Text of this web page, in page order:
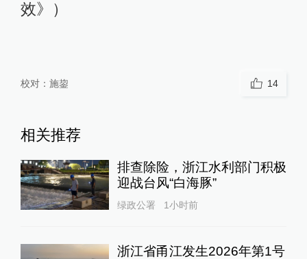
效》）
校对： 施鋆 14
相关推荐
排查除险，浙江水利部门积极
迎战台风“白海豚”
绿政公署 1小时前
浙江省甬江发生2026年第1号